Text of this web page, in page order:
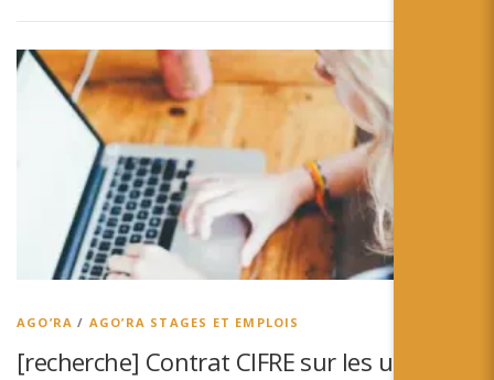
AGO’RA / AGO’RA STAGES ET EMPLOIS
[recherche] Contrat CIFRE sur les usages